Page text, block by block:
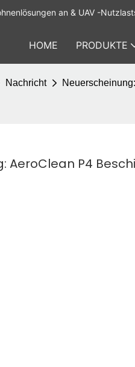
an & UAV -
HOME PRODUKTE
Nachricht
AeroClean P4